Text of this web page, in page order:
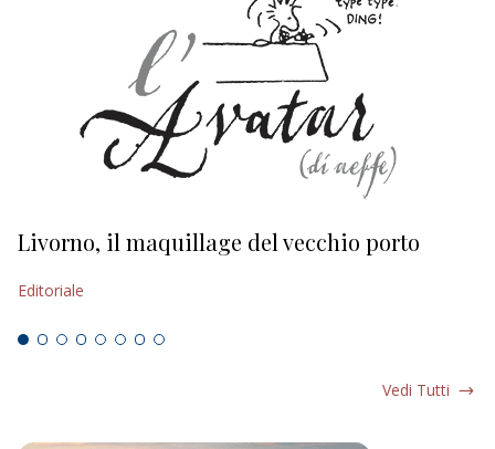
Livorno, il maquillage del vecchio porto
Editoriale
Vedi Tutti